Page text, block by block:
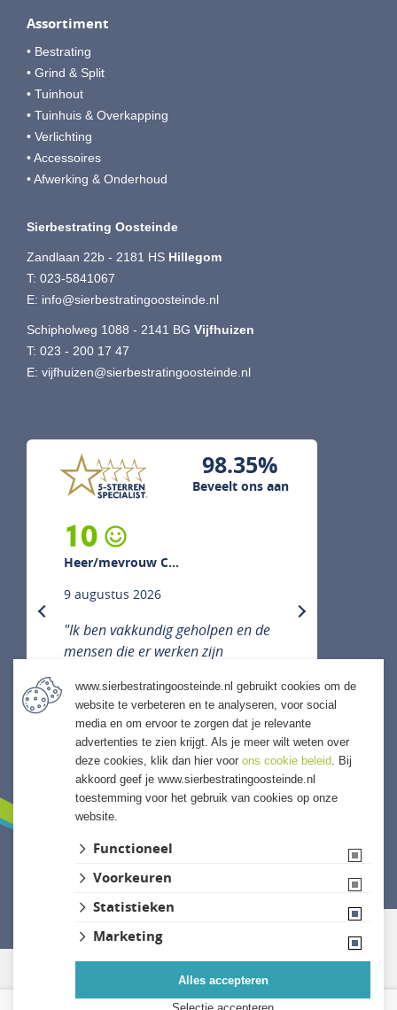
Assortiment
• Bestrating
• Grind & Split
• Tuinhout
• Tuinhuis & Overkapping
• Verlichting
• Accessoires
• Afwerking & Onderhoud
Sierbestrating Oosteinde
Zandlaan 22b - 2181 HS Hillegom
T: 023-5841067
E: info@sierbestratingoosteinde.nl
Schipholweg 1088 - 2141 BG Vijfhuizen
T: 023 - 200 17 47
E: vijfhuizen@sierbestratingoosteinde.nl
98.35%
Beveelt ons aan
10
Heer/mevrouw C...
9 augustus 2026
"Ik ben vakkundig geholpen en de
mensen die er werken zijn
met je mee."
previous next
ALLE ERVARINGEN
Website ontwikkeld door Lined
www.sierbestratingoosteinde.nl gebruikt cookies om de
website te verbeteren en te analyseren, voor social
media en om ervoor te zorgen dat je relevante
advertenties te zien krijgt. Als je meer wilt weten over
deze cookies, klik dan hier voor ons cookie beleid. Bij
akkoord geef je www.sierbestratingoosteinde.nl
toestemming voor het gebruik van cookies op onze
website.
Functioneel
Voorkeuren
Statistieken
Marketing
Alles accepteren